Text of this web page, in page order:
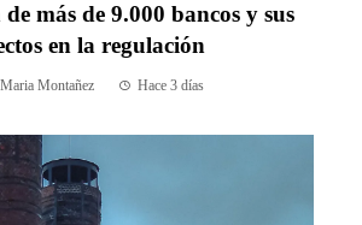
más de 9.000 bancos y sus
en la regulación
Maria Montañez Hace 3 días